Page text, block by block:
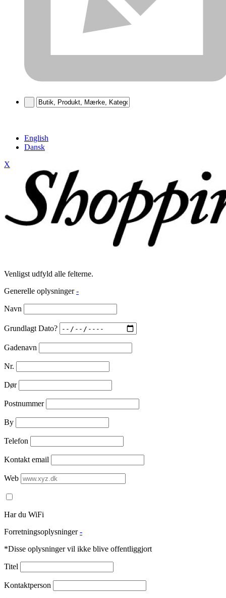
English
Dansk
X
Venligst udfyld alle felterne.
Generelle oplysninger -
Navn
Grundlagt Dato?
Gadenavn
Nr.
Dør
Postnummer
By
Telefon
Kontakt email
Web
Har du WiFi
Forretningsoplysninger -
*Disse oplysninger vil ikke blive offentliggjort
Titel
Kontaktperson